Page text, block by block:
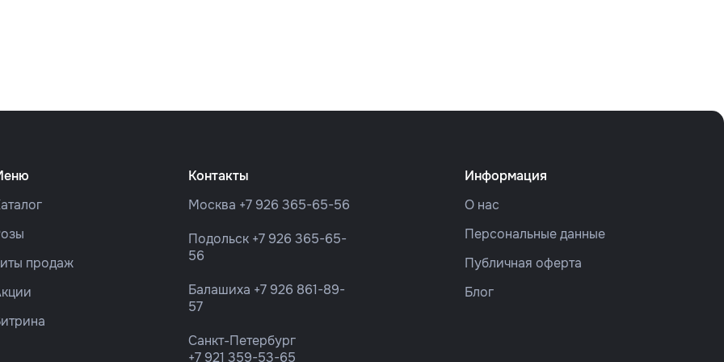
продаж
Контакты
Москва +7 926 365-65-56
Подольск +7 926 365-65-
56
Балашиха +7 926 861-89-
57
Санкт-Петербург
+7 921 359-53-65
Информация
О нас
Персональные данные
Публичная оферта
Блог